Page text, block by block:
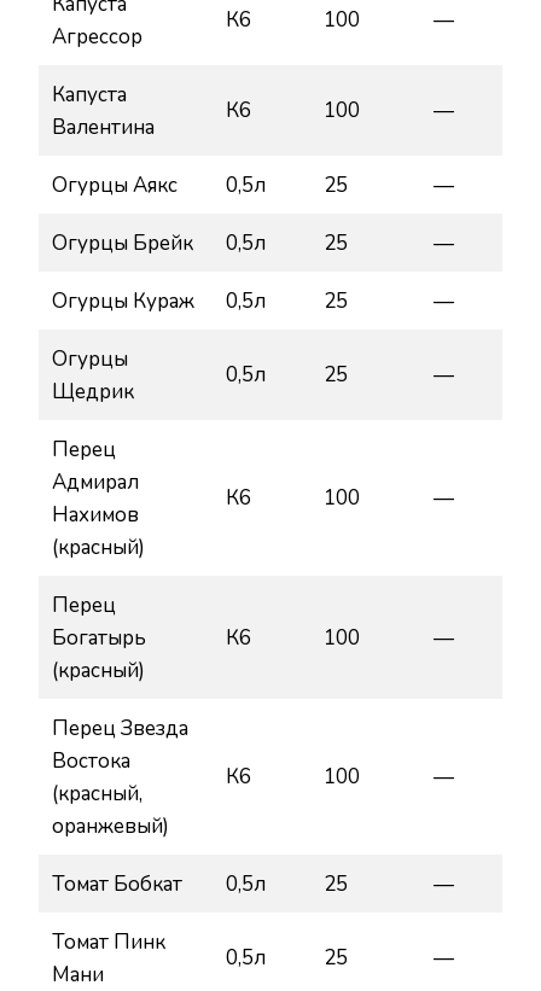
Агрессор
К6 100 —
Капуста
Валентина
К6 100 —
Огурцы Аякс 0,5л 25 —
Огурцы Брейк 0,5л 25 —
Огурцы Кураж 0,5л 25 —
Огурцы
Щедрик
0,5л 25 —
Перец
Адмирал
Нахимов
(красный)
К6 100 —
Перец
Богатырь
(красный)
К6 100 —
Перец Звезда
Востока
(красный,
оранжевый)
К6 100 —
Томат Бобкат 0,5л 25 —
Томат Пинк
Мани
0,5л 25 —